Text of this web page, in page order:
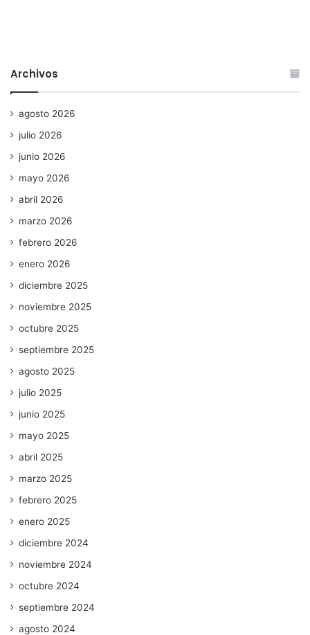
Archivos
agosto 2026
julio 2026
junio 2026
mayo 2026
abril 2026
marzo 2026
febrero 2026
enero 2026
diciembre 2025
noviembre 2025
octubre 2025
septiembre 2025
agosto 2025
julio 2025
junio 2025
mayo 2025
abril 2025
marzo 2025
febrero 2025
enero 2025
diciembre 2024
noviembre 2024
octubre 2024
septiembre 2024
agosto 2024